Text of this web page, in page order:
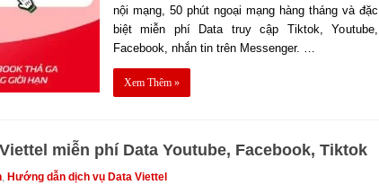
nội mạng, 50 phút ngoại mạng hàng tháng và đặc
biệt miễn phí Data truy cập Tiktok, Youtube,
Facebook, nhắn tin trên Messenger. …
Xem Thêm »
miễn phí Data Youtube, Facebook, Tiktok
, Hướng dẫn dịch vụ Data Viettel